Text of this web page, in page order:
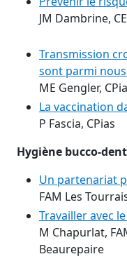
JM Dambrine,
Transmission
sont parmi
ME Gengler,
La vaccination
P Fascia, CPias
Hygiène bucco-
Un partenariat
FAM Les
Travailler avec
M Chapurlat,
Beaurepaire